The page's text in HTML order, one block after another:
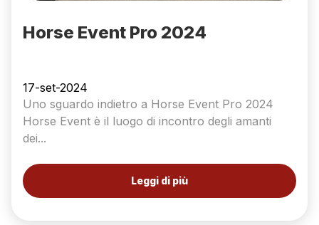
Horse Event Pro 2024
17-set-2024
Uno sguardo indietro a Horse Event Pro 2024
Horse Event è il luogo di incontro degli amanti
dei...
Leggi di più